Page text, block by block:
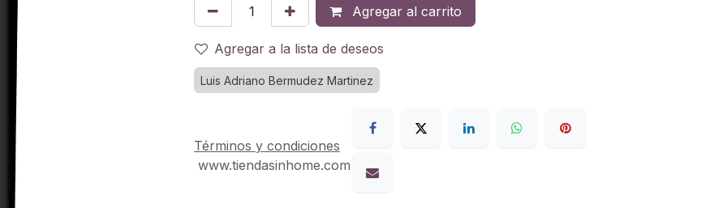
Agregar al carrito
Agregar a la lista de deseos
Luis Adriano Bermudez Martinez
Términos y condiciones
www.tiendasinhome.com